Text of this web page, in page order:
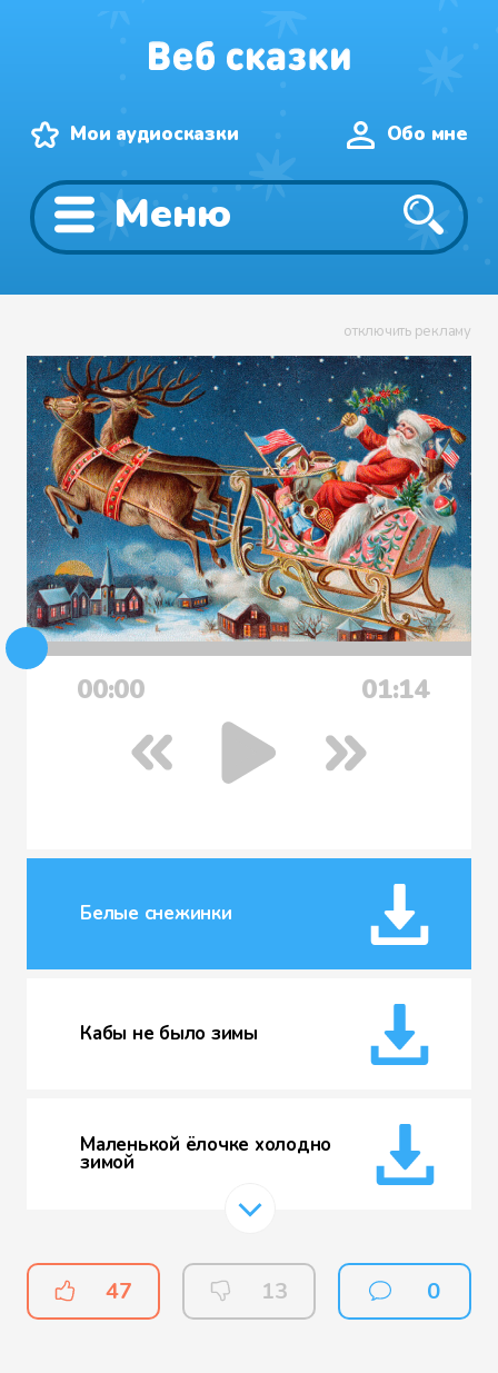
Мои аудиосказки Обо мне
Меню
отключить рекламу
00:00 01:14
Белые снежинки
Кабы не было зимы
Маленькой ёлочке холодно
зимой
Новогодние игрушки
47 13 0